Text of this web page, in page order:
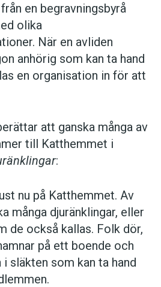
en begravningsbyrå
olika
När en avliden
anhörig som kan ta hand
en organisation in för att
att ganska många av
till Katthemmet i
:
nu på Katthemmet. Av
många djuränklingar, eller
de också kallas. Folk dör,
på ett boende och
släkten som kan ta hand